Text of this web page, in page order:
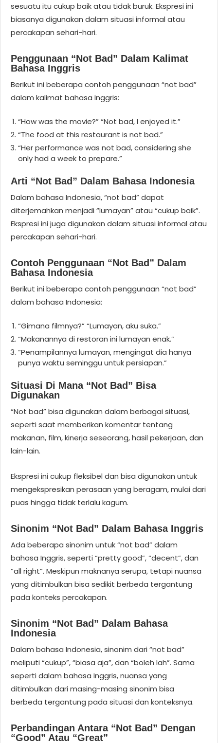
sesuatu itu cukup baik atau tidak buruk. Ekspresi ini
biasanya digunakan dalam situasi informal atau
percakapan sehari-hari.
Penggunaan “not Bad” Dalam Kalimat
Bahasa Inggris
Berikut ini beberapa contoh penggunaan “not bad”
dalam kalimat bahasa Inggris:
“How was the movie?” “Not bad, I enjoyed it.”
“The food at this restaurant is not bad.”
“Her performance was not bad, considering she
only had a week to prepare.”
Arti “not Bad” Dalam Bahasa Indonesia
Dalam bahasa Indonesia, “not bad” dapat
diterjemahkan menjadi “lumayan” atau “cukup baik”.
Ekspresi ini juga digunakan dalam situasi informal atau
percakapan sehari-hari.
Contoh Penggunaan “not Bad” Dalam
Bahasa Indonesia
Berikut ini beberapa contoh penggunaan “not bad”
dalam bahasa Indonesia:
“Gimana filmnya?” “Lumayan, aku suka.”
“Makanannya di restoran ini lumayan enak.”
“Penampilannya lumayan, mengingat dia hanya
punya waktu seminggu untuk persiapan.”
Situasi Di Mana “not Bad” Bisa
Digunakan
“Not bad” bisa digunakan dalam berbagai situasi,
seperti saat memberikan komentar tentang
makanan, film, kinerja seseorang, hasil pekerjaan, dan
lain-lain.
Ekspresi ini cukup fleksibel dan bisa digunakan untuk
mengekspresikan perasaan yang beragam, mulai dari
puas hingga tidak terlalu kagum.
Sinonim “not Bad” Dalam Bahasa Inggris
Ada beberapa sinonim untuk “not bad” dalam
bahasa Inggris, seperti “pretty good”, “decent”, dan
“all right”. Meskipun maknanya serupa, tetapi nuansa
yang ditimbulkan bisa sedikit berbeda tergantung
pada konteks percakapan.
Sinonim “not Bad” Dalam Bahasa
Indonesia
Dalam bahasa Indonesia, sinonim dari “not bad”
meliputi “cukup”, “biasa aja”, dan “boleh lah”. Sama
seperti dalam bahasa Inggris, nuansa yang
ditimbulkan dari masing-masing sinonim bisa
berbeda tergantung pada situasi dan konteksnya.
Perbandingan Antara “not Bad” Dengan
“good” Atau “great”